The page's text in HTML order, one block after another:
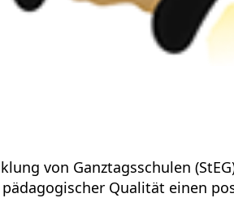
von Ganztagsschulen
Qualität einen